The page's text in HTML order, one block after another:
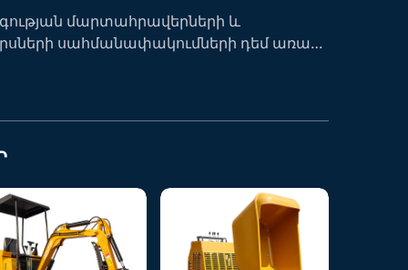
մարտահրավերների և
սահմանափակումների դեմ առաջ
արտադրողականությունը՝
համար...